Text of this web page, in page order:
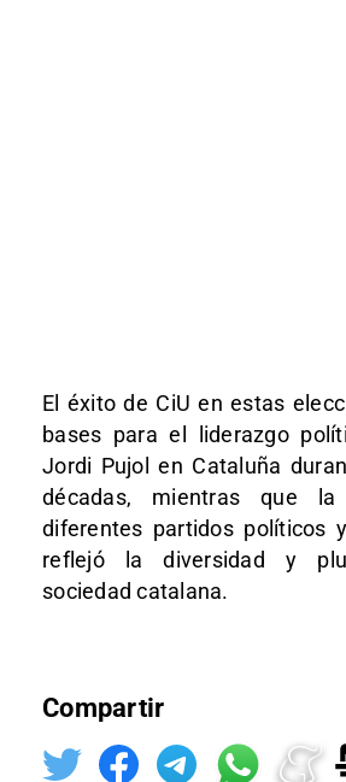
El éxito de CiU en estas
bases para el liderazgo
Jordi Pujol en Cataluña
décadas, mientras que la
diferentes partidos políticos
reflejó la diversidad y
sociedad catalana.
Compartir